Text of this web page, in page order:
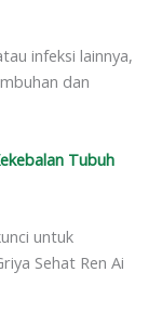
infeksi lainnya,
dan
Tubuh
untuk
Sehat Ren Ai